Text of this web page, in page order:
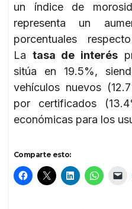
un índice de
representa un
porcentuales
La tasa de interés
sitúa en 19.5%,
vehículos nuevos
por certificados
económicas para los
Comparte esto: